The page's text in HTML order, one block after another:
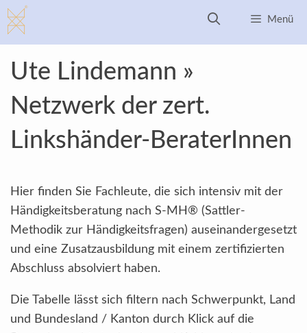
Zum
Inhalt
springen
Menü
Ute Lindemann »
Netzwerk der zert.
Linkshänder-BeraterInnen
Hier finden Sie Fachleute, die sich intensiv mit der
Händigkeitsberatung nach S-MH® (Sattler-
Methodik zur Händigkeitsfragen) auseinandergesetzt
und eine Zusatzausbildung mit einem zertifizierten
Abschluss absolviert haben.
Die Tabelle lässt sich filtern nach Schwerpunkt, Land
und Bundesland / Kanton durch Klick auf die